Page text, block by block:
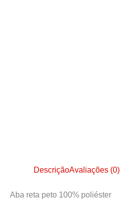
DescriçãoAvaliações (0)
Aba reta peto 100% poliéster